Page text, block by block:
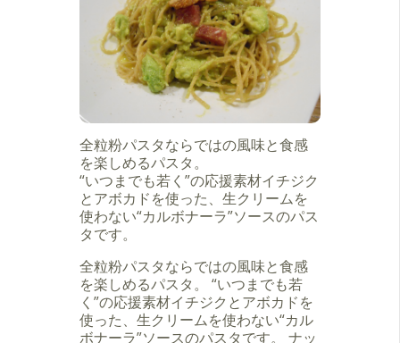
全粒粉パスタならではの風味と食感
を楽しめるパスタ。
“いつまでも若く”の応援素材イチジク
とアボカドを使った、生クリームを
使わない“カルボナーラ”ソースのパス
タです。
全粒粉パスタならではの風味と食感
を楽しめるパスタ。 “いつまでも若
く”の応援素材イチジクとアボカドを
使った、生クリームを使わない“カル
ボナーラ”ソースのパスタです。 ナッ